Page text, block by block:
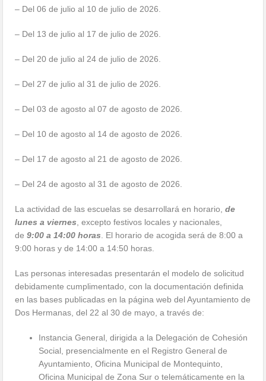
– Del 06 de julio al 10 de julio de 2026.
– Del 13 de julio al 17 de julio de 2026.
– Del 20 de julio al 24 de julio de 2026.
– Del 27 de julio al 31 de julio de 2026.
– Del 03 de agosto al 07 de agosto de 2026.
– Del 10 de agosto al 14 de agosto de 2026.
– Del 17 de agosto al 21 de agosto de 2026.
– Del 24 de agosto al 31 de agosto de 2026.
La actividad de las escuelas se desarrollará en horario,de
lunes a viernes , excepto festivos locales y nacionales,
de9:00 a 14:00 horas . El horario de acogida será de 8:00 a
9:00 horas y de 14:00 a 14:50 horas.
Las personas interesadas presentarán el modelo de solicitud
debidamente cumplimentado, con la documentación definida
en las bases publicadas en la página web del Ayuntamiento de
Dos Hermanas, del 22 al 30 de mayo, a través de:
Instancia General, dirigida a la Delegación de Cohesión
Social, presencialmente en el Registro General de
Ayuntamiento, Oficina Municipal de Montequinto,
Oficina Municipal de Zona Sur o telemáticamente en la